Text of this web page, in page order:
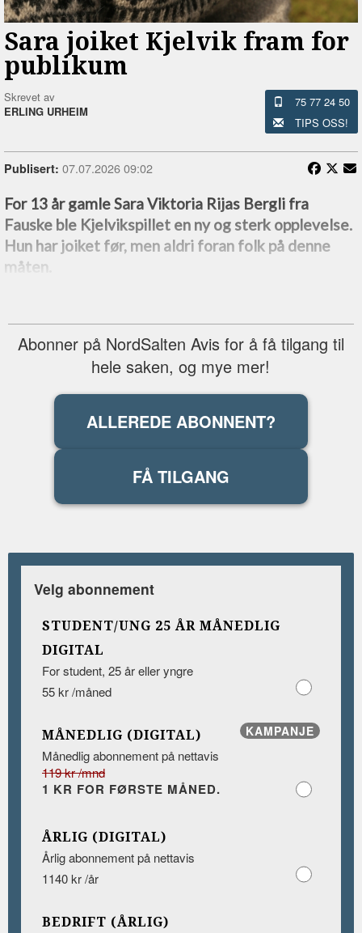
Sara joiket Kjelvik fram for
publikum
Skrevet av
ERLING URHEIM
75 77 24 50
TIPS OSS!
Publisert: 07.07.2026 09:02
For 13 år gamle Sara Viktoria Rijas Bergli fra
Fauske ble Kjelvikspillet en ny og sterk opplevelse.
Hun har joiket før, men aldri foran folk på denne
måten.
Abonner på NordSalten Avis for å få tilgang til
hele saken, og mye mer!
ALLEREDE ABONNENT?
FÅ TILGANG
Velg abonnement
STUDENT/UNG 25 ÅR MÅNEDLIG
DIGITAL
For student, 25 år eller yngre
55 kr /måned
KAMPANJE
MÅNEDLIG (DIGITAL)
Månedlig abonnement på nettavis
119 kr /mnd
1 KR FOR FØRSTE MÅNED.
ÅRLIG (DIGITAL)
Årlig abonnement på nettavis
1140 kr /år
BEDRIFT (ÅRLIG)